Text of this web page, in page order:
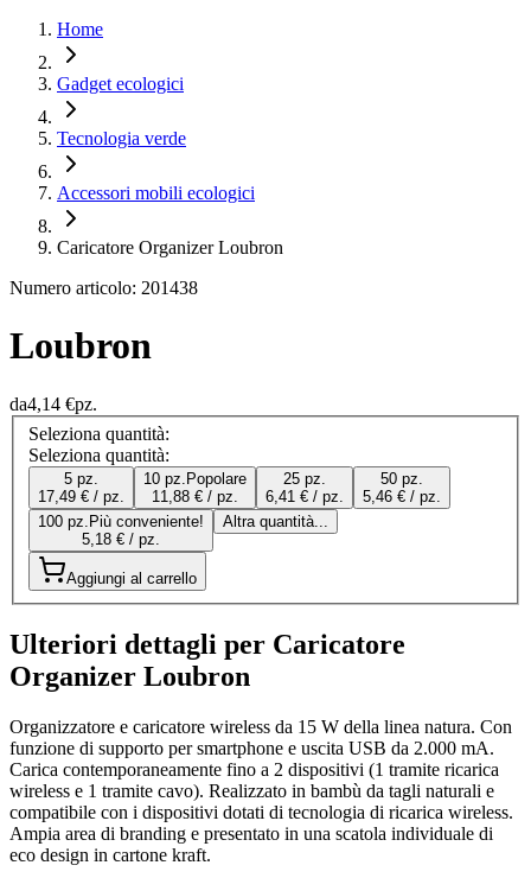
Home
Gadget ecologici
Tecnologia verde
Accessori mobili ecologici
Caricatore Organizer Loubron
Numero articolo: 201438
Loubron
da4,14 €pz.
Seleziona quantità:
Seleziona quantità:
5 pz.
17,49 € / pz.
10 pz. Popolare
11,88 € / pz.
25 pz.
6,41 € / pz.
50 pz.
5,46 € / pz.
100 pz. Più conveniente!
5,18 € / pz.
Altra quantità...
Aggiungi al carrello
Ulteriori dettagli per Caricatore
Organizer Loubron
Organizzatore e caricatore wireless da 15 W della linea natura. Con
funzione di supporto per smartphone e uscita USB da 2.000 mA.
Carica contemporaneamente fino a 2 dispositivi (1 tramite ricarica
wireless e 1 tramite cavo). Realizzato in bambù da tagli naturali e
compatibile con i dispositivi dotati di tecnologia di ricarica wireless.
Ampia area di branding e presentato in una scatola individuale di
eco design in cartone kraft.